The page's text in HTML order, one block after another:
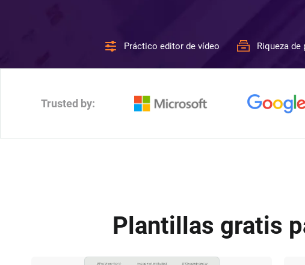
Práctico editor de vídeo Riqueza
Trusted by:
Plantillas gratis